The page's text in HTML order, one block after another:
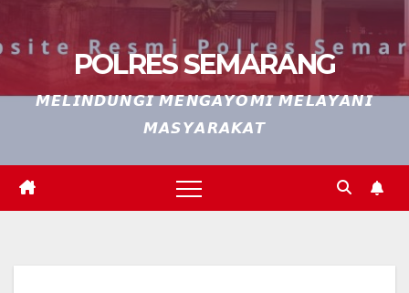
POLRES SEMARANG
𝙈𝙀𝙇𝙄𝙉𝘿𝙐𝙉𝙂𝙄 𝙈𝙀𝙉𝙂𝘼𝙔𝙊𝙈𝙄 𝙈𝙀𝙇𝘼𝙔𝘼𝙉𝙄
𝙈𝘼𝙎𝙔𝘼𝙍𝘼𝙆𝘼𝙏